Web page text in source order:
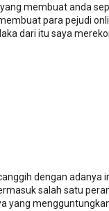
membuat anda
para pejudi
dari itu saya
dengan adanya
salah satu
yang